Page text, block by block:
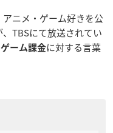
ニメ・ゲーム好きを公
TBSにて放送されてい
ゲーム課金に対する言葉